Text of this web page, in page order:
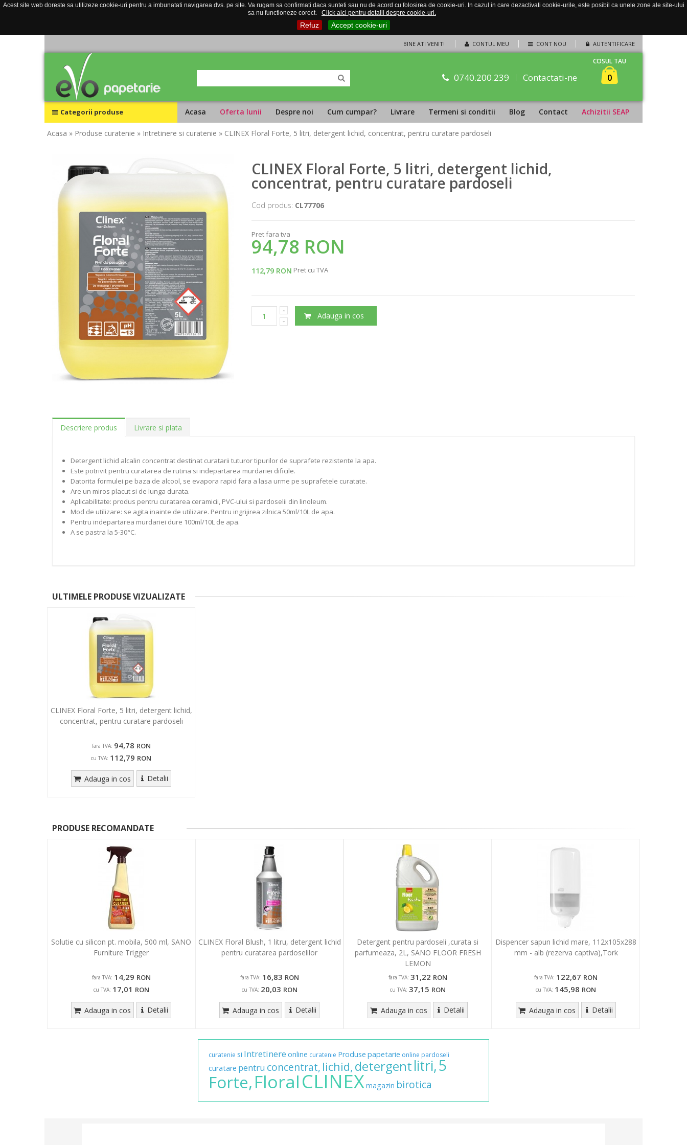
Acest site web doreste sa utilizeze cookie-uri pentru a imbunatati navigarea dvs. pe site. Va rugam sa confirmati daca sunteti sau nu de acord cu folosirea de cookie-uri. In cazul in care dezactivati cookie-urile, este posibil ca unele zone ale site-ului
sa nu functioneze corect.
Click aici pentru detalii despre cookie-uri.
Refuz Accept cookie-uri
CONTUL MEU CONT NOU AUTENTIFICARE
BINE ATI VENIT!
0740.200.239 Contactati-ne
COSUL TAU
0
Categorii produse Acasa Oferta lunii Despre noi Cum cumpar? Livrare Termeni si conditii Blog Contact Achizitii SEAP
Acasa » Produse curatenie » Intretinere si curatenie » CLINEX Floral Forte, 5 litri, detergent lichid, concentrat, pentru curatare pardoseli
CLINEX Floral Forte, 5 litri, detergent lichid,
concentrat, pentru curatare pardoseli
Cod produs: CL77706
Pret fara tva
94,78 RON
112,79 RON Pret cu TVA
Adauga in cos
Descriere produs Livrare si plata
Detergent lichid alcalin concentrat destinat curatarii tuturor tipurilor de suprafete rezistente la apa.
Este potrivit pentru curatarea de rutina si indepartarea murdariei dificile.
Datorita formulei pe baza de alcool, se evapora rapid fara a lasa urme pe suprafetele curatate.
Are un miros placut si de lunga durata.
Aplicabilitate: produs pentru curatarea ceramicii, PVC-ului si pardoselii din linoleum.
Mod de utilizare: se agita inainte de utilizare. Pentru ingrijirea zilnica 50ml/10L de apa.
Pentru indepartarea murdariei dure 100ml/10L de apa.
A se pastra la 5-30°C.
ULTIMELE PRODUSE VIZUALIZATE
CLINEX Floral Forte, 5 litri, detergent lichid,
concentrat, pentru curatare pardoseli
fara TVA: 94,78 RON
cu TVA: 112,79 RON
Adauga in cos Detalii
PRODUSE RECOMANDATE
Solutie cu silicon pt. mobila, 500 ml, SANO
Furniture Trigger
fara TVA: 14,29 RON
cu TVA: 17,01 RON
Adauga in cos Detalii
CLINEX Floral Blush, 1 litru, detergent lichid
pentru curatarea pardoselilor
fara TVA: 16,83 RON
cu TVA: 20,03 RON
Adauga in cos Detalii
Detergent pentru pardoseli ,curata si
parfumeaza, 2L, SANO FLOOR FRESH
LEMON
fara TVA: 31,22 RON
cu TVA: 37,15 RON
Adauga in cos Detalii
Dispencer sapun lichid mare, 112x105x288
mm - alb (rezerva captiva),Tork
fara TVA: 122,67 RON
cu TVA: 145,98 RON
Adauga in cos Detalii
curatenie si Intretinere online curatenie Produse papetarie online pardoseli
curatare pentru concentrat, lichid, detergentlitri,5
Forte,FloralCLINEXmagazin birotica